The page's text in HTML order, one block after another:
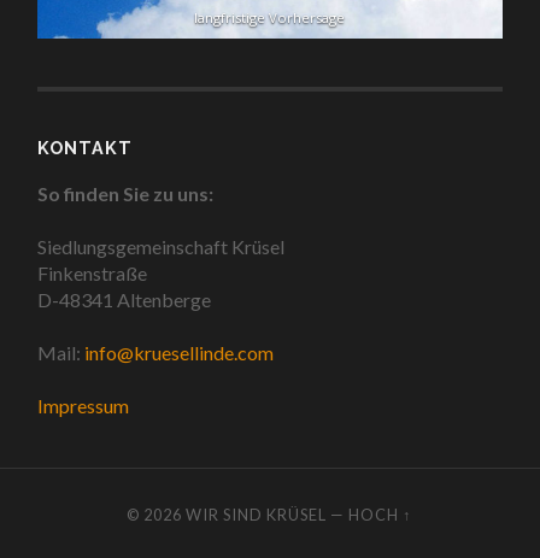
langfristige Vorhersage
KONTAKT
So finden Sie zu uns:
Siedlungsgemeinschaft Krüsel
Finkenstraße
D-48341 Altenberge
Mail: info@kruesellinde.com
Impressum
© 2026WIR SIND KRÜSEL — HOCH ↑